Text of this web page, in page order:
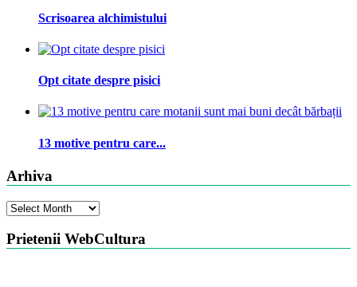
Scrisoarea alchimistului
Opt citate despre pisici
13 motive pentru care...
Arhiva
Arhiva
Prietenii WebCultura